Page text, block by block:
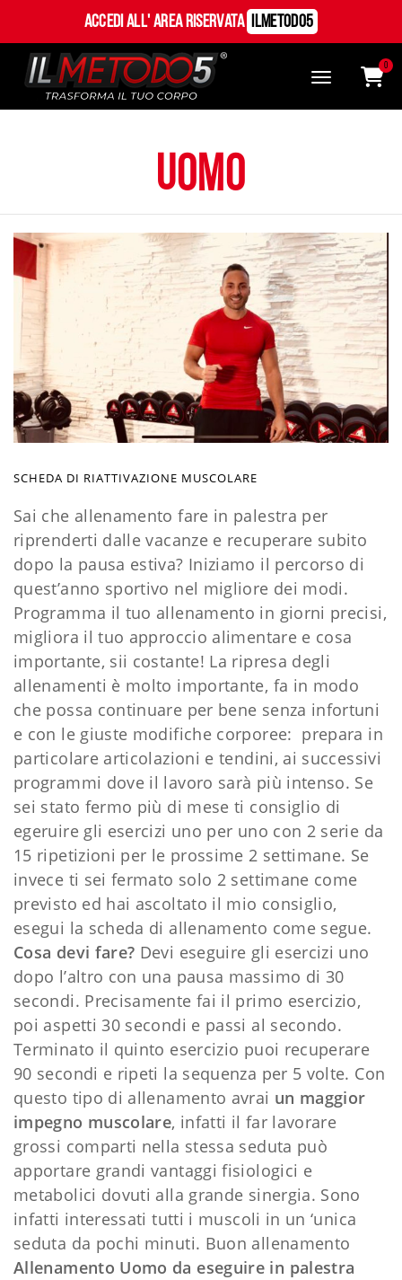
Accedi all' Area Riservata ILMetodo5
0
uomo
SCHEDA DI RIATTIVAZIONE MUSCOLARE
Sai che allenamento fare in palestra per
riprenderti dalle vacanze e recuperare subito
dopo la pausa estiva? Iniziamo il percorso di
quest’anno sportivo nel migliore dei modi.
Programma il tuo allenamento in giorni precisi,
migliora il tuo approccio alimentare e cosa
importante, sii costante! La ripresa degli
allenamenti è molto importante, fa in modo
che possa continuare per bene senza infortuni
e con le giuste modifiche corporee: prepara in
particolare articolazioni e tendini, ai successivi
programmi dove il lavoro sarà più intenso. Se
sei stato fermo più di mese ti consiglio di
egeruire gli esercizi uno per uno con 2 serie da
15 ripetizioni per le prossime 2 settimane. Se
invece ti sei fermato solo 2 settimane come
previsto ed hai ascoltato il mio consiglio,
esegui la scheda di allenamento come segue.
Cosa devi fare? Devi eseguire gli esercizi uno
dopo l’altro con una pausa massimo di 30
secondi. Precisamente fai il primo esercizio,
poi aspetti 30 secondi e passi al secondo.
Terminato il quinto esercizio puoi recuperare
90 secondi e ripeti la sequenza per 5 volte. Con
questo tipo di allenamento avrai un maggior
impegno muscolare, infatti il far lavorare
grossi comparti nella stessa seduta può
apportare grandi vantaggi fisiologici e
metabolici dovuti alla grande sinergia. Sono
infatti interessati tutti i muscoli in un ‘unica
seduta da pochi minuti. Buon allenamento
Allenamento Uomo da eseguire in palestra